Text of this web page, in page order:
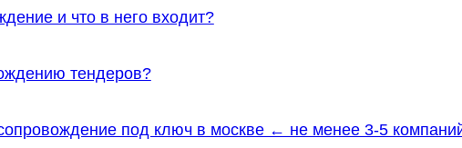
и что в него входит?
тендеров?
под ключ в москве ← не менее 3-5